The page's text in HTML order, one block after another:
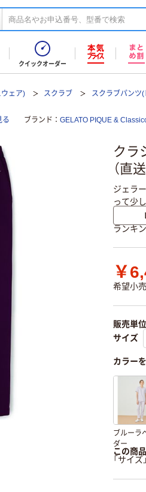
クイックオーダー
ウェア) スクラブ スクラブパンツ
る ブランド GELATO PIQUE &
クラ
（直
ジェラ
って少
ランキ
￥
希望小
販売単
サイズ
カラー
ブルーラ
ダー
この商
「サイ